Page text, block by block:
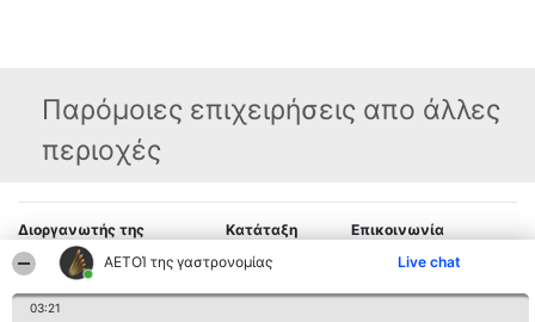
ΑΕΤΟΊ της γαστρονομίας Live chat
03:21
Παρόμοιες επιχειρήσεις απο άλλες
περιοχές
Διοργανωτής της
κατάταξης
BEAUTIFUL COMPANY
Μονοπρόσωπη ΙΚΕ
ΤΗΛ. ΕΠΙΚΟΙΝΩΝΙΑΣ:
2104128019
Κατάταξη
Λίστα όλων
διακριθέντων
Επικοινωνία